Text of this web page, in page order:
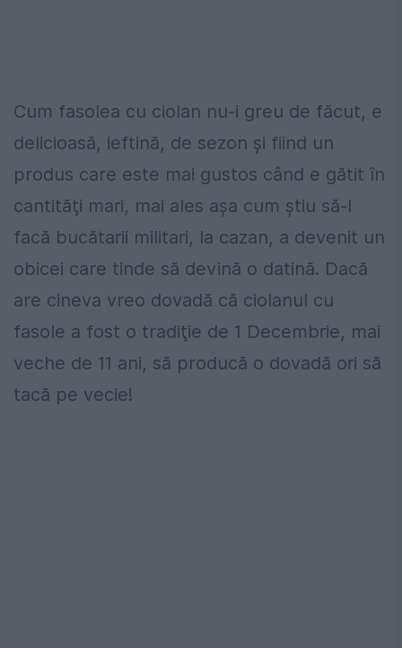
Cum fasolea cu ciolan nu-i greu de făcut, e
delicioasă, ieftină, de sezon şi fiind un
produs care este mai gustos când e gătit în
cantităţi mari, mai ales aşa cum ştiu să-l
facă bucătarii militari, la cazan, a devenit un
obicei care tinde să devină o datină. Dacă
are cineva vreo dovadă că ciolanul cu
fasole a fost o tradiţie de 1 Decembrie, mai
veche de 11 ani, să producă o dovadă ori să
tacă pe vecie!